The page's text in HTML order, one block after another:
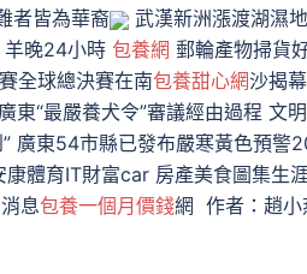
者皆為華裔
武漢新洲漲渡湖濕
羊晚24小時 包養網 郵輪產物掃貨
全球總決賽在南包養甜心網沙揭
“最嚴養犬令”審議經由過程 文
廣東54市縣已發布嚴寒黃色預
體育IT財富car 房產美食圖集生
息包養一個月價錢網 作者：趙小